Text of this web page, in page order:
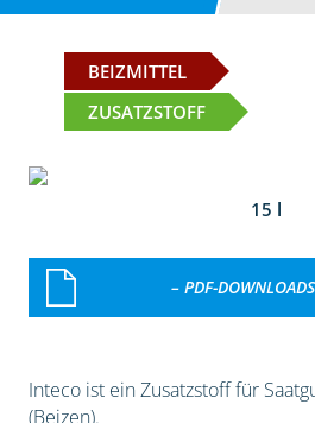
BEIZMITTEL
ZUSATZSTOFF
15 l
– PDF-
Inteco ist ein Zusatzstoff für
(Beizen).